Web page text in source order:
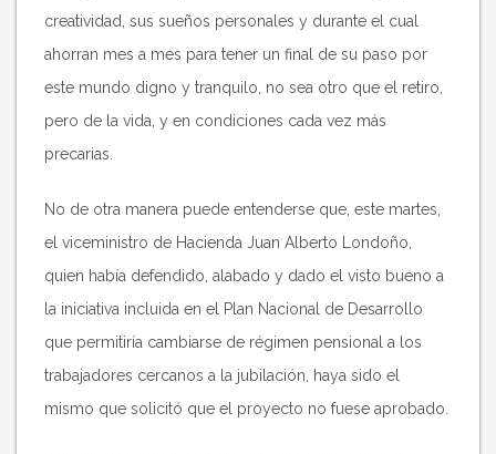
creatividad, sus sueños personales y durante el cual
ahorran mes a mes para tener un final de su paso por
este mundo digno y tranquilo, no sea otro que el retiro,
pero de la vida, y en condiciones cada vez más
precarias.
No de otra manera puede entenderse que, este martes,
el viceministro de Hacienda Juan Alberto Londoño,
quien había defendido, alabado y dado el visto bueno a
la iniciativa incluida en el Plan Nacional de Desarrollo
que permitiría cambiarse de régimen pensional a los
trabajadores cercanos a la jubilación, haya sido el
mismo que solicitó que el proyecto no fuese aprobado.